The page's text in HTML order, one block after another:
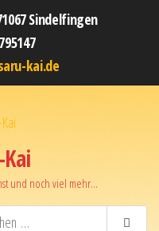
Sindelfingen
kai.de
und noch viel mehr…